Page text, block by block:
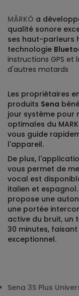
MÂRKÖ a
qualité sonore
ses haut-parleurs
technologie
instructions GPS
d'autres motards
Les propriétaires
produits Sena
jour système pour
optimales du
vous guide
l'appareil.
De plus,
vous permet de
vocal est
italien et espagnol.
propose une
une portée
active du bruit, un
30 minutes,
exceptionnel.
Sena 3S Plus